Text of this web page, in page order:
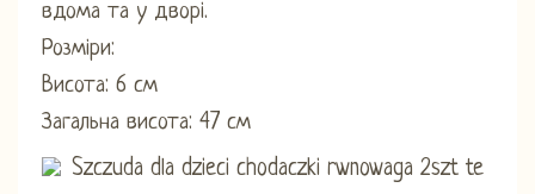
вдома та у дворі.
Розміри:
Висота: 6 см
Загальна висота: 47 см